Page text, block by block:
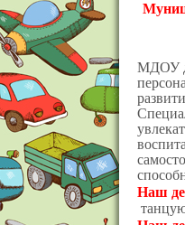
МДОУ
Наш